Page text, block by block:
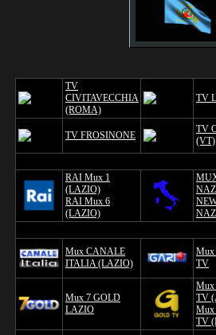
TV
CIVITAVECCHIA
(ROMA)
TV
TV FROSINONE
TV
(VT)
RAI Mux 1
(LAZIO)
RAI Mux 6
(LAZIO)
Mux CANALE
ITALIA (LAZIO)
TV
Mux 7 GOLD
LAZIO
TV
TV